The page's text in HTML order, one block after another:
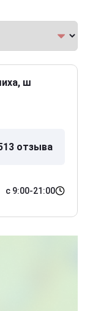
ш
отзыва
с 9:00-21:00